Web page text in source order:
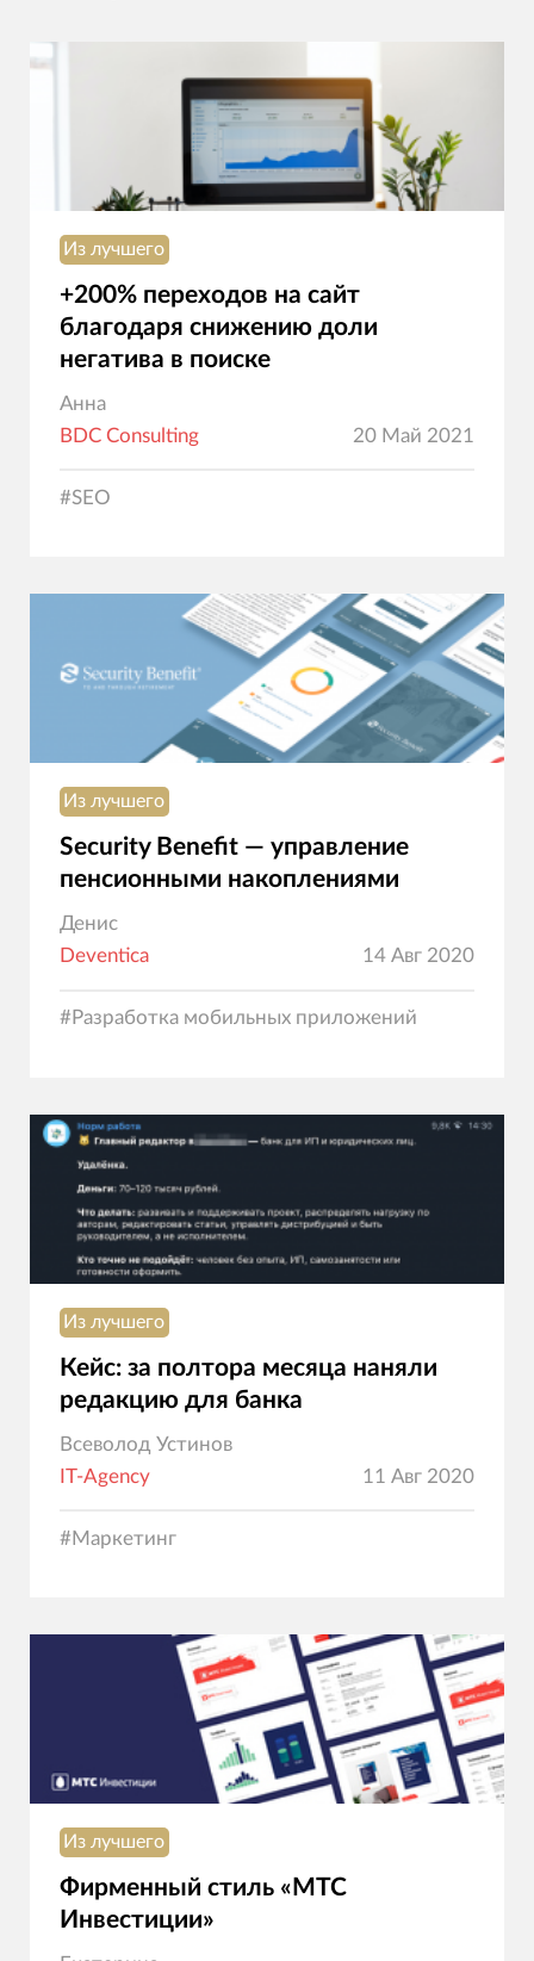
Из лучшего
+200% переходов на сайт
благодаря снижению доли
негатива в поиске
Анна
BDC Consulting
20 Май 2021
#SEO
Из лучшего
Security Benefit — управление
пенсионными накоплениями
Денис
Deventica
14 Авг 2020
#Разработка мобильных приложений
Из лучшего
Кейс: за полтора месяца наняли
редакцию для банка
Всеволод Устинов
IT-Agency
11 Авг 2020
#Маркетинг
Из лучшего
Фирменный стиль «МТС
Инвестиции»